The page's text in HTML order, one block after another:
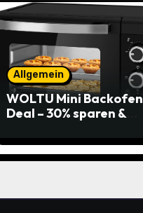
Allgemein
WOLTU Mini Backofen
Deal – 30% sparen &